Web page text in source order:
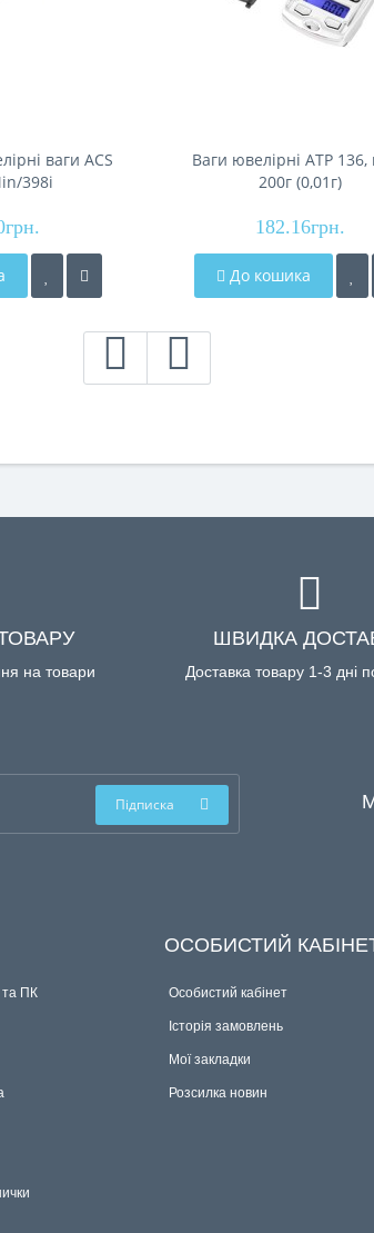
ваги ACS
398i
Ваги ювелірні AТР
200г (0,01г)
182.16грн.
До кошика
на товари
ШВИДКА
Доставка товару 1-3 дні
Підписка
та ПК
ОСОБИСТИЙ
Особистий кабінет
Історія замовлень
Мої закладки
Розсилка новин